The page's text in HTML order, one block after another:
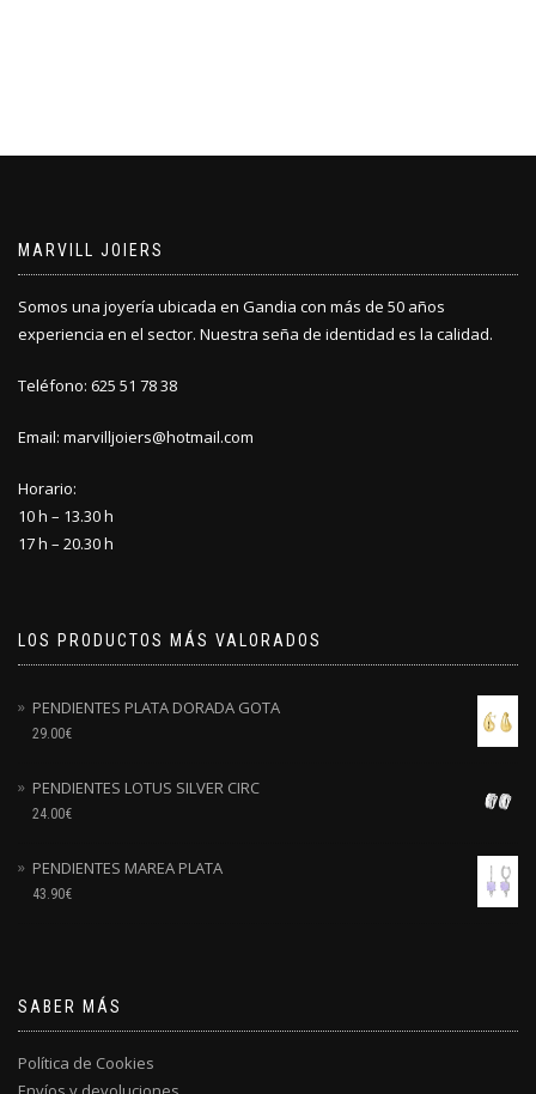
MARVILL JOIERS
Somos una joyería ubicada en Gandia con más de 50 años
experiencia en el sector. Nuestra seña de identidad es la calidad.
Teléfono: 625 51 78 38
Email: marvilljoiers@hotmail.com
Horario:
10 h – 13.30 h
17 h – 20.30 h
LOS PRODUCTOS MÁS VALORADOS
PENDIENTES PLATA DORADA GOTA
29.00€
PENDIENTES LOTUS SILVER CIRC
24.00€
PENDIENTES MAREA PLATA
43.90€
SABER MÁS
Política de Cookies